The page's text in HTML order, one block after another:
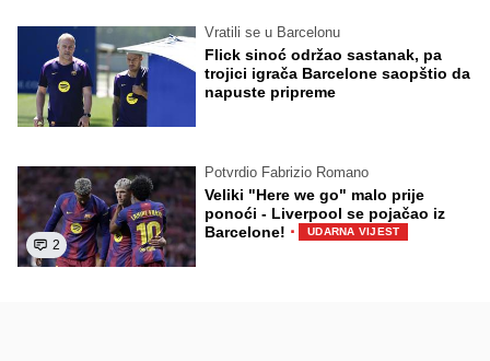
Vratili se u Barcelonu
Flick sinoć održao sastanak, pa
trojici igrača Barcelone saopštio da
napuste pripreme
2
Potvrdio Fabrizio Romano
Veliki "Here we go" malo prije
ponoći - Liverpool se pojačao iz
Barcelone! · UDARNA VIJEST